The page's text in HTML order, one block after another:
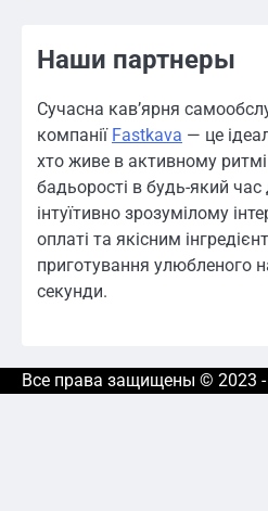
Наши партнеры
Сучасна кав’ярня
компанії Fastkava — це
хто живе в активному
бадьорості в будь-який
інтуїтивно зрозумілому
оплаті та якісним
приготування улюбленого
секунди.
Все права защищены © 2023